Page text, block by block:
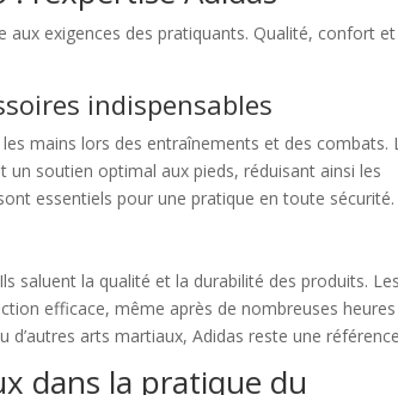
exigences des pratiquants. Qualité, confort et
indispensables
mains lors des entraînements et des combats.
soutien optimal aux pieds, réduisant ainsi les
essentiels pour une pratique en toute sécurité.
saluent la qualité et la durabilité des produits. Les
efficace, même après de nombreuses heures
d’autres arts martiaux, Adidas reste une
dans la pratique du